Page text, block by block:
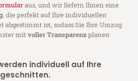
aus, und wir liefern Ihnen eine
, die perfekt auf Ihre individuellen
abgestimmt ist, sodass Sie Ihre Umzug
mitvoller Transparenzplanen
individuell auf Ihre